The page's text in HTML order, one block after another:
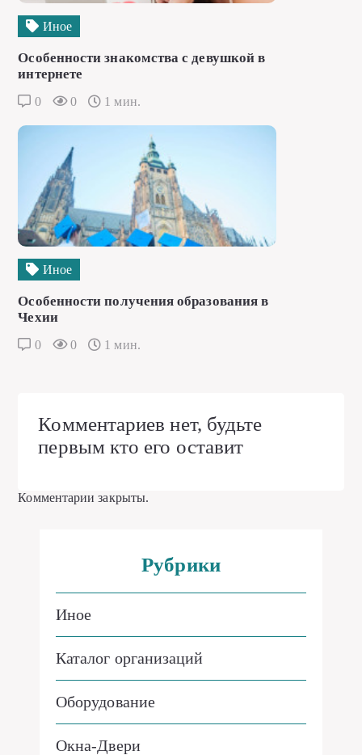
Иное
Особенности знакомства с девушкой в
интернете
0 0 1 мин.
Иное
Особенности получения образования в
Чехии
0 0 1 мин.
Комментариев нет, будьте
первым кто его оставит
Комментарии закрыты.
Рубрики
Иное
Каталог организаций
Оборудование
Окна-Двери